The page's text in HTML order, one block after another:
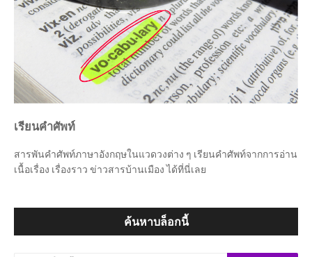
เรียนคำศัพท์
สารพันคำศัพท์ภาษาอังกฤษในแวดวงต่าง ๆ เรียนคำศัพท์จากการอ่าน
เนื้อเรื่อง เรื่องราว ข่าวสารบ้านเมือง ได้ที่นี่เลย
ค้นหาบล็อกนี้